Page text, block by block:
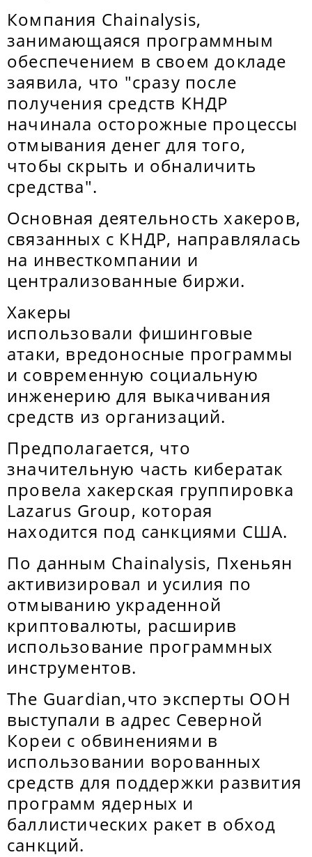
Компания Chainalysis,
занимающаяся программным
обеспечением в своем докладе
заявила, что "сразу после
получения средств КНДР
начинала осторожные процессы
отмывания денег для того,
чтобы скрыть и обналичить
средства".
Основная деятельность хакеров,
связанных с КНДР, направлялась
на инвесткомпании и
централизованные биржи.
Хакеры
использовали фишинговые
атаки, вредоносные программы
и современную социальную
инженерию для выкачивания
средств из организаций.
Предполагается, что
значительную часть кибератак
провела хакерская группировка
Lazarus Group, которая
находится под санкциями США.
По данным Chainalysis, Пхеньян
активизировал и усилия по
отмыванию украденной
криптовалюты, расширив
использование программных
инструментов.
The Guardian,что эксперты ООН
выступали в адрес Северной
Кореи с обвинениями в
использовании ворованных
средств для поддержки развития
программ ядерных и
баллистических ракет в обход
санкций.